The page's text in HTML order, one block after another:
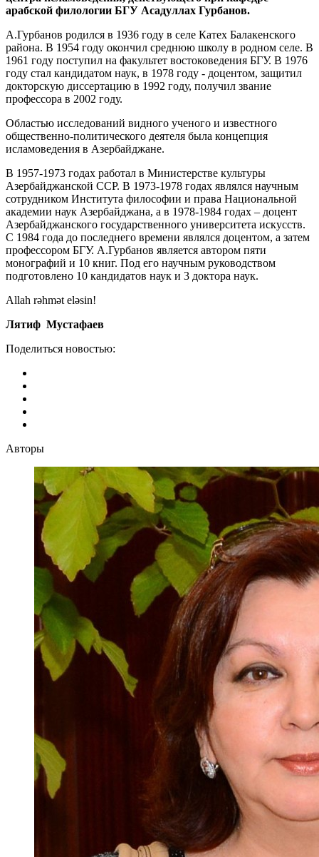
арабской филологии БГУ Асадуллах Гурбанов.
А.Гурбанов родился в 1936 году в селе Катех Балакенского
района. В 1954 году окончил среднюю школу в родном селе. В
1961 году поступил на факультет востоковедения БГУ. В 1976
году стал кандидатом наук, в 1978 году - доцентом, защитил
докторскую диссертацию в 1992 году, получил звание
профессора в 2002 году.
Областью исследований видного ученого и известного
общественно-политического деятеля была концепция
исламоведения в Азербайджане.
В 1957-1973 годах работал в Министерстве культуры
Азербайджанской ССР. В 1973-1978 годах являлся научным
сотрудником Института философии и права Национальной
академии наук Азербайджана, а в 1978-1984 годах – доцент
Азербайджанского государственного университета искусств.
С 1984 года до последнего времени являлся доцентом, а затем
профессором БГУ. А.Гурбанов является автором пяти
монографий и 10 книг. Под его научным руководством
подготовлено 10 кандидатов наук и 3 доктора наук.
Allah rəhmət eləsin!
Лятиф Мустафаев
Поделиться новостью:
Авторы